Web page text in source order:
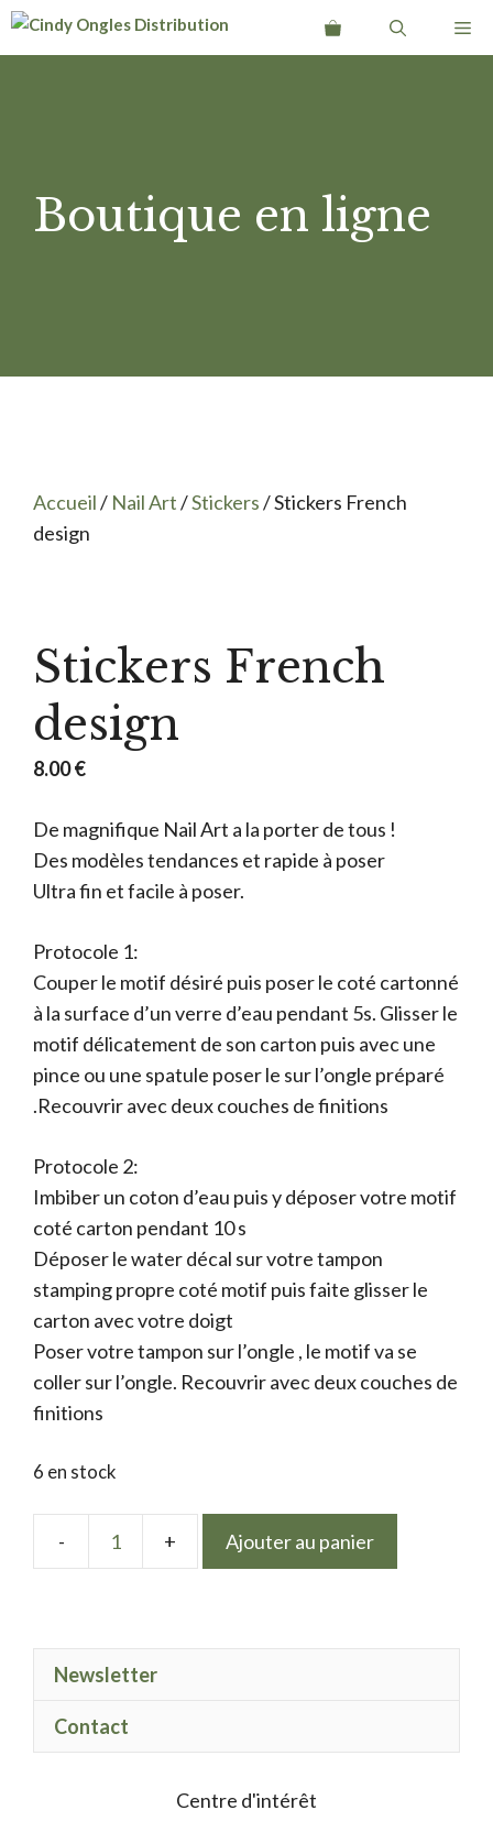
Aller
Boutique en ligne
Accueil/ Nail Art/Stickers/ Stickers French
design
Stickers French
design
8.00€
De magnifique Nail Art a la porter de tous !
Des modèles tendances et rapide à poser
Ultra fin et facile à poser.
Protocole 1:
Couper le motif désiré puis poser le coté cartonné
à la surface d’un verre d’eau pendant 5s. Glisser le
motif délicatement de son carton puis avec une
pince ou une spatule poser le sur l’ongle préparé
.Recouvrir avec deux couches de finitions
Protocole 2:
Imbiber un coton d’eau puis y déposer votre motif
coté carton pendant 10 s
Déposer le water décal sur votre tampon
stamping propre coté motif puis faite glisser le
carton avec votre doigt
Poser votre tampon sur l’ongle , le motif va se
coller sur l’ongle. Recouvrir avec deux couches de
finitions
6 en stock
quantité
French
Ajouter au panier
Newsletter
Contact
Centre d'intérêt